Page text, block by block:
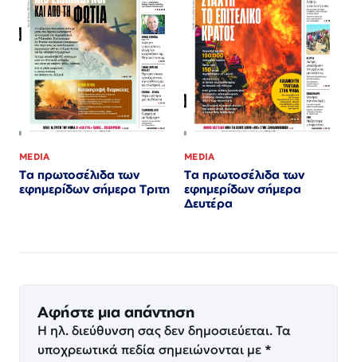
MEDIA
Τα πρωτοσέλιδα των
εφημερίδων σήμερα Τριτη
MEDIA
Τα πρωτοσέλιδα των
εφημερίδων σήμερα
Δευτέρα
Αφήστε μια απάντηση
Η ηλ. διεύθυνση σας δεν δημοσιεύεται. Τα
υποχρεωτικά πεδία σημειώνονται με *